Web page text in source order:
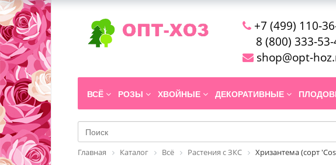
+7 (499) 110-
8 (800) 333-
shop@opt-
ВСЁ РОЗЫ ХВОЙНЫЕ ДЕКОРАТИВНЫЕ
Главная Каталог Всё Растения с ЗКС Хризантема (сорт